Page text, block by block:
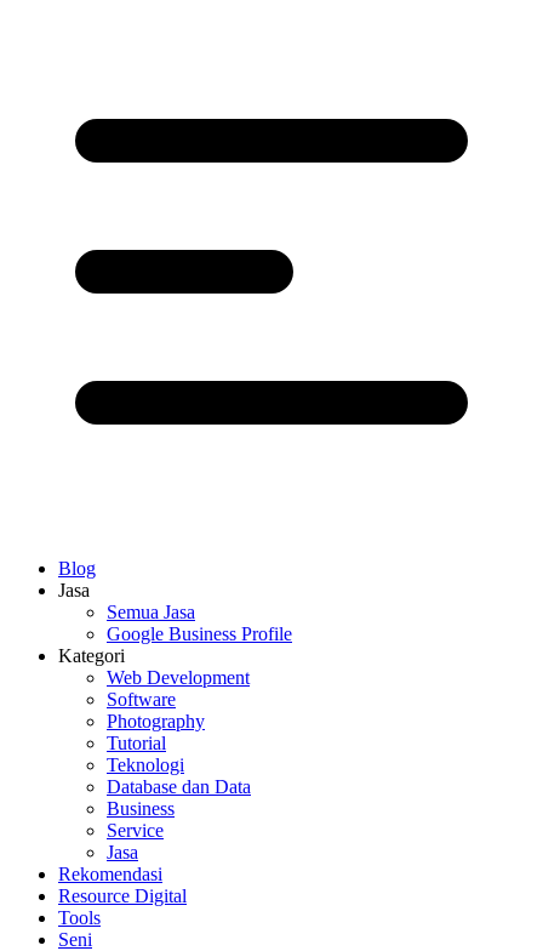
Blog
Jasa
Semua Jasa
Google Business Profile
Kategori
Web Development
Software
Photography
Tutorial
Teknologi
Database dan Data
Business
Service
Jasa
Rekomendasi
Resource Digital
Tools
Seni